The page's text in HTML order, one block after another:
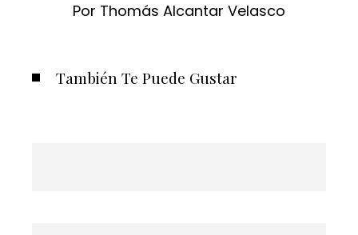
Por Thomás Alcantar Velasco
También Te Puede Gustar